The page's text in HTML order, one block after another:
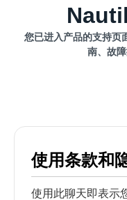
您已进入产品的支持页
南、故
使用条款和
使用此聊天即表示